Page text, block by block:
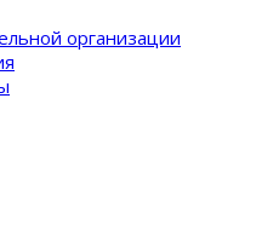
организации